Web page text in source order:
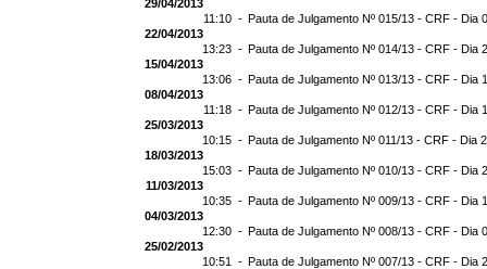
29/04/2013
11:10 - Pauta de Julgamento Nº 015/13 - CRF - Dia
22/04/2013
13:23 - Pauta de Julgamento Nº 014/13 - CRF - Dia
15/04/2013
13:06 - Pauta de Julgamento Nº 013/13 - CRF - Dia
08/04/2013
11:18 - Pauta de Julgamento Nº 012/13 - CRF - Dia
25/03/2013
10:15 - Pauta de Julgamento Nº 011/13 - CRF - Dia
18/03/2013
15:03 - Pauta de Julgamento Nº 010/13 - CRF - Dia
11/03/2013
10:35 - Pauta de Julgamento Nº 009/13 - CRF - Dia
04/03/2013
12:30 - Pauta de Julgamento Nº 008/13 - CRF - Dia
25/02/2013
10:51 - Pauta de Julgamento Nº 007/13 - CRF - Dia